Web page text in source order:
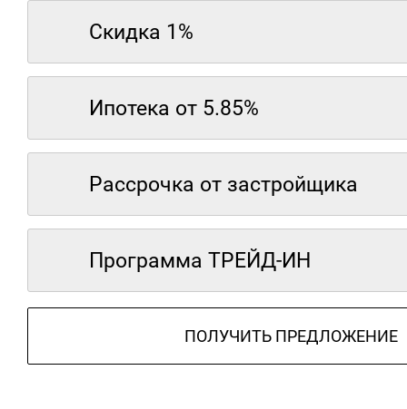
Скидка 1%
Ипотека от 5.85%
Рассрочка от застройщика
Программа ТРЕЙД-ИН
ПОЛУЧИТЬ ПРЕДЛОЖЕНИЕ